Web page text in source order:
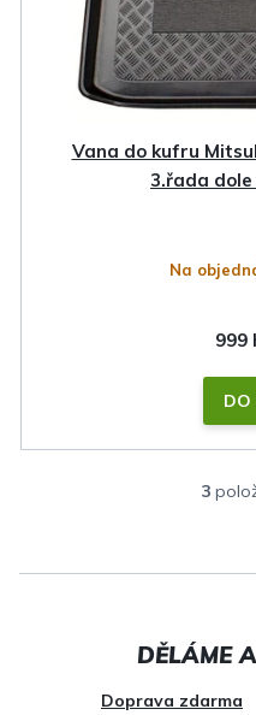
Vana do kufru
3.řada dole
Na
999
DO
3
Doprava zdarma